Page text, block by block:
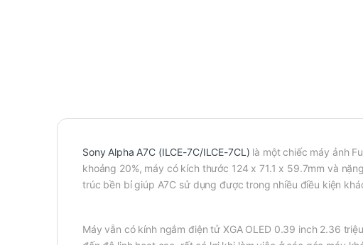
Sony Alpha A7C (ILCE-7C/ILCE-7CL) là một chiếc máy ảnh
khoảng 20%, máy có kích thước 124 x 71.1 x 59.7mm và
trúc bền bỉ giúp A7C sử dụng được trong nhiều điều kiện
Máy vẫn có kính ngắm điện tử XGA OLED 0.39 inch 2.36